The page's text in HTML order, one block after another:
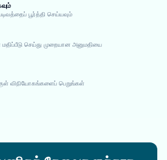
பூர்த்தி செய்யவும்
செய்து முறையான அனுமதியை
விநியோகங்களைப் பெறுங்கள்